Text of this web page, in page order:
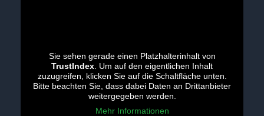
Sie sehen gerade einen Platzhalterinhalt von
TrustIndex . Um auf den eigentlichen Inhalt
zuzugreifen, klicken Sie auf die Schaltfläche unten.
Bitte beachten Sie, dass dabei Daten an Drittanbieter
weitergegeben werden.
Mehr Informationen